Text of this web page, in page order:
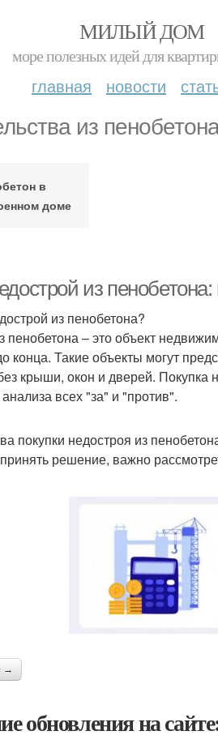
МИЛЫЙ ДОМ
море полезных идей для
главная новости
из
в
доме
из
из пенобетона?
пенобетона – это объект
конца. Такие объекты могут
крыши, окон и дверей.
всех "за" и "против".
покупки недостроя из
решение, важно
→
обновления на